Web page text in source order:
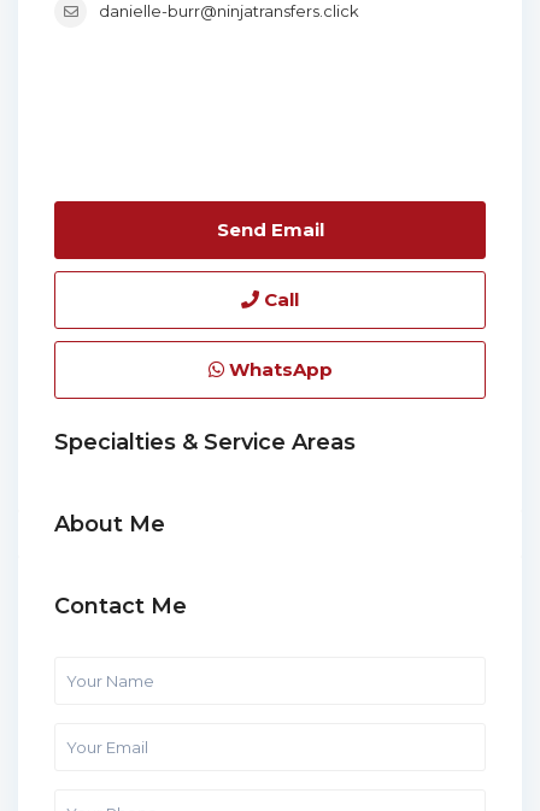
danielle-burr@ninjatransfers.click
Send Email
Call
WhatsApp
Specialties & Service Areas
About Me
Contact Me